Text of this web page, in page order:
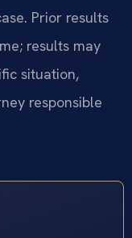
Prior results
results may
situation,
responsible